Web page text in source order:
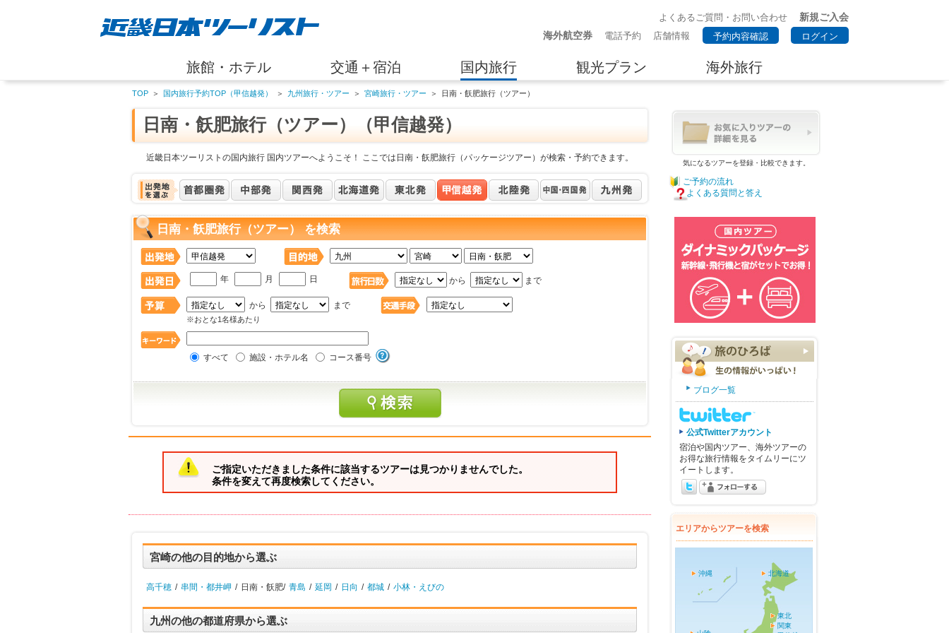
よくあるご質問・お問い合わせ
新規ご入会
海外航空券
電話予約 店舗情報 予約内容確認 ログイン
旅館・ホテル 交通＋宿泊 国内旅行 観光プラン 海外旅行
TOP ＞ 国内旅行予約TOP（甲信越発） ＞ 九州旅行・ツアー ＞ 宮崎旅行・ツアー ＞ 日南・飫肥旅行（ツアー）
日南・飫肥旅行（ツアー）（甲信越発）
近畿日本ツーリストの国内旅行 国内ツアーへようこそ！ ここでは日南・飫肥旅行（パッケージツアー）が検索・予約できます。
日南・飫肥旅行（ツアー） を検索
年 月 日 から まで
から まで
※おとな1名様あたり
すべて 施設・ホテル名 コース番号
ご指定いただきました条件に該当するツアーは見つかりませんでした。
条件を変えて再度検索してください。
宮崎の他の目的地から選ぶ
高千穂 / 串間・都井岬 / 日南・飫肥/ 青島 / 延岡 / 日向 / 都城 / 小林・えびの
九州の他の都道府県から選ぶ
気になるツアーを登録・比較できます。
ご予約の流れ
よくある質問と答え
ブログ一覧
公式Twitterアカウント
宿泊や国内ツアー、海外ツアーの
お得な旅行情報をタイムリーにツ
イートします。
エリアからツアーを検索
北海道
東北
関東
沖縄